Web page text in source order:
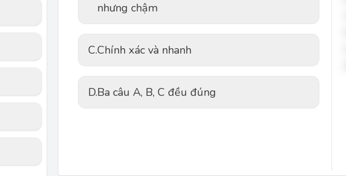
nhưng chậm
C.Chính xác và nhanh
D.Ba câu A, B, C đều đúng